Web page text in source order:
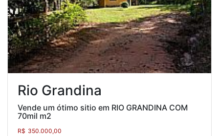
Rio Grandina
Vende um ótimo sitio em RIO GRANDINA COM
70mil m2
R$ 350.000,00